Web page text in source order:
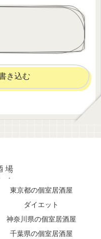
き込む
場
東京都の個室居酒屋
ダイエット
神奈川県の個室居酒屋
千葉県の個室居酒屋